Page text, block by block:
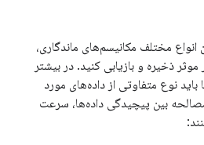
انواع مختلف مکانیسم‌های ماندگاری،
ذخیره و بازیابی کنید. در بیشتر
باید نوع متفاوتی از داده‌های مورد
مصالحه بین پیچیدگی داده‌ها، سرعت